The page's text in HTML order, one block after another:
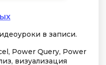
в записи.
Power Query, Power
визуализация